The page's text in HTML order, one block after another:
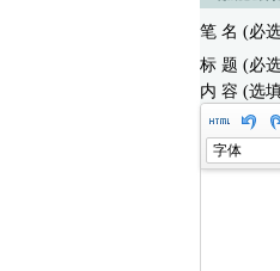
笔 名 (必
标 题 (必
内 容 (选
字体